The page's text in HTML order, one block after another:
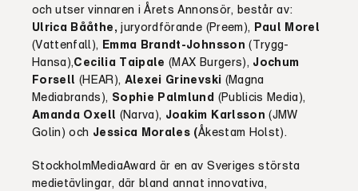
och utser vinnaren i Årets Annonsör, består av:
Ulrica Bååthe,juryordförande (Preem), Paul Morel
(Vattenfall), Emma Brandt-Johnsson (Trygg-
Hansa),Cecilia Taipale (MAX Burgers), Jochum
Forsell (HEAR), Alexei Grinevski (Magna
Mediabrands), Sophie Palmlund (Publicis Media),
Amanda Oxell (Narva), Joakim Karlsson(JMW
Golin) och Jessica Morales (Åkestam Holst).
StockholmMediaAward är en av Sveriges största
medietävlingar, där bland annat innovativa,